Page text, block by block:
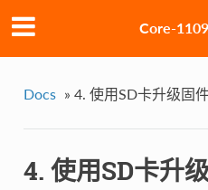
Core-
Docs » 4. 使用SD卡升级固
4. 使用SD卡升